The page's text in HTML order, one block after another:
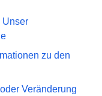
Unser
zu den
Veränderung